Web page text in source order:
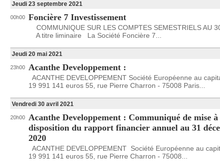
Jeudi 23 septembre 2021
00h00 Foncière 7 Investissement
COMMUNIQUE SUR LES COMPTES SEMESTRIELS AU
A titre liminaire La Société Foncière 7...
Jeudi 20 mai 2021
23h00 Acanthe Developpement :
ACANTHE DEVELOPPEMENT Société Européenne au
19 991 141 euros 55, rue Pierre Charron - 75008 Paris...
Vendredi 30 avril 2021
20h00 Acanthe Developpement : Communiqué de mise à
disposition du rapport financier annuel au 31
2020
ACANTHE DEVELOPPEMENT Société Européenne au
19 991 141 euros 55, rue Pierre Charron - 75008...